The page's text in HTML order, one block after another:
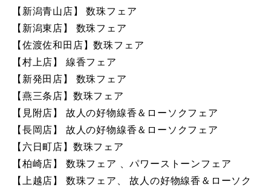
【新潟青山店】 数珠フェア
【新潟東店】 数珠フェア
【佐渡佐和田店】数珠フェア
【村上店】 線香フェア
【新発田店】 数珠フェア
【燕三条店】数珠フェア
【見附店】 故人の好物線香＆ローソクフェア
【長岡店】 故人の好物線香＆ローソクフェア
【六日町店】数珠フェア
【柏崎店】 数珠フェア 、パワーストーンフェア
【上越店】 数珠フェア、 故人の好物線香＆ローソク